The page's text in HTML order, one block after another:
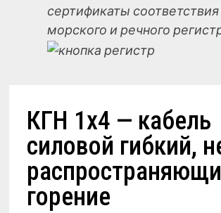
сертификаты соответствия
морского и речного
КГН 1х4 — кабель
силовой гибкий,
горение